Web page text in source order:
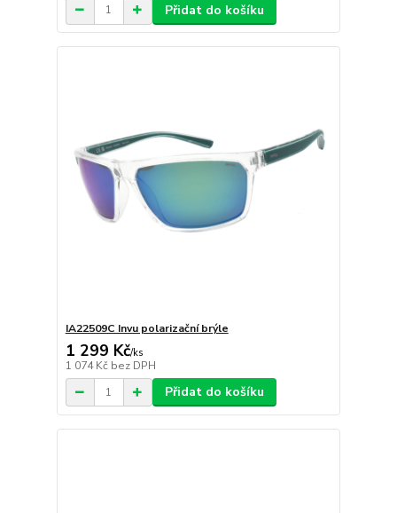
Přidat do košíku
IA22509C Invu polarizační brýle
1 299 Kč/ks
1 074 Kč bez DPH
Přidat do košíku